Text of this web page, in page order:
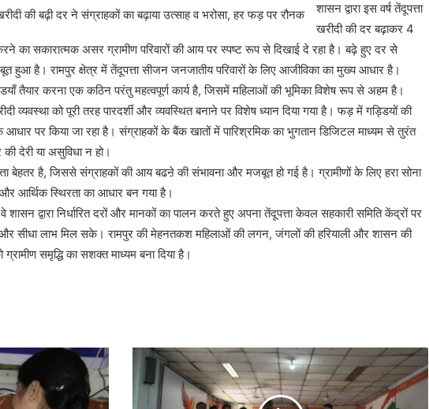
शासन द्वारा इस वर्ष तेंदूपत्ता
खरीदी की दर बढ़ाकर 4
का सकारात्मक असर ग्रामीण परिवारों की आय पर स्पष्ट रूप से दिखाई दे रहा है। बढ़े हुए दर से
हुआ है। रामपुर क्षेत्र में तेंदूपत्ता सीजन जनजातीय परिवारों के लिए आजीविका का मुख्य आधार है।
तैयार करना एक कठिन परंतु महत्वपूर्ण कार्य है, जिसमें महिलाओं की भूमिका विशेष रूप से अहम है।
व्यवस्था को पूरी तरह पारदर्शी और व्यवस्थित बनाने पर विशेष ध्यान दिया गया है। फड़ में गड्डियों की
आधार पर किया जा रहा है। संग्राहकों के बैंक खातों में पारिश्रमिक का भुगतान डिजिटल माध्यम से तुरंत
देरी या असुविधा न हो।
बेहतर है, जिससे संग्राहकों की आय बढऩे की संभावना और मजबूत हो गई है। ग्रामीणों के लिए हरा सोना
आर्थिक स्थिरता का आधार बन गया है।
द्वारा निर्धारित दरों और मानकों का पालन करते हुए अपना तेंदूपत्ता केवल सहकारी समिति केंद्रों पर
सीधा लाभ मिल सके। रामपुर की मेहनतकश महिलाओं की लगन, जंगलों की हरियाली और शासन की
समृद्धि का सशक्त माध्यम बना दिया है।